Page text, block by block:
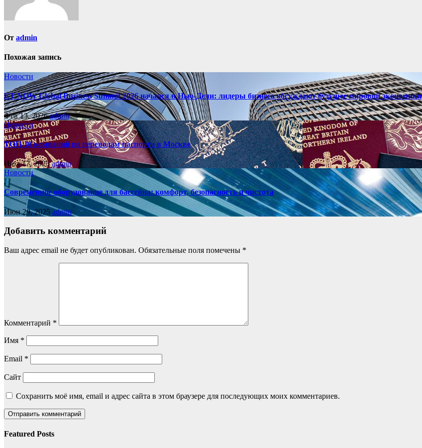
От admin
Похожая запись
Новости
ET NOW Global Business Summit 2026 начался в Нью‑Дели: лидеры бизнеса обсуждают будущее мировой экономики
Фев 13, 2026admin
Новости
ТОП-10 компаний по переводам паспорта в Москве
Июл 17, 2025admin
Новости
Современное оборудование для бассейна: комфорт, безопасность и чистота
Июн 29, 2025 admin
Добавить комментарий
Ваш адрес email не будет опубликован. Обязательные поля помечены *
Комментарий *
Имя *
Email *
Сайт
Сохранить моё имя, email и адрес сайта в этом браузере для последующих моих комментариев.
Featured Posts